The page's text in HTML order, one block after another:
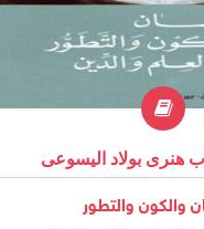
هنرى بولاد اليسوعى
والكون والتطور